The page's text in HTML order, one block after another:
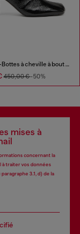
D-Amber-Bottes à cheville à bout carré couleur avec effet naplak
450,00 €-50%
mises à
concernant la
à traiter vos données
3.1, d) de la